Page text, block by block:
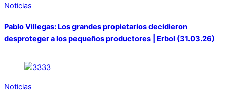
Noticias
Pablo Villegas: Los grandes propietarios decidieron
desproteger a los pequeños productores | Erbol (31.03.26)
Noticias